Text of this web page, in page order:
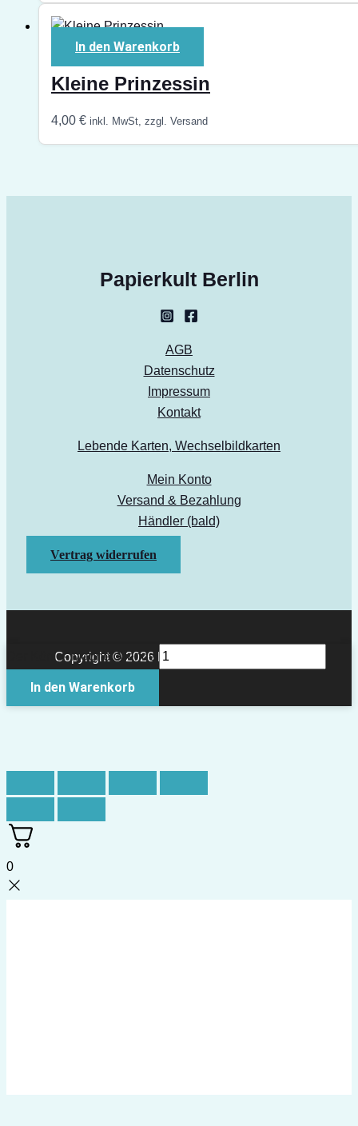
In den Warenkorb
Kleine Prinzessin
4,00 € inkl. MwSt, zzgl. Versand
Papierkult Berlin
AGB
Datenschutz
Impressum
Kontakt
Lebende Karten, Wechselbildkarten
Mein Konto
Versand & Bezahlung
Händler (bald)
Vertrag widerrufen
Copyright © 2026 Papierkult Berlin
Der König- Magnet Menge
In den Warenkorb
0